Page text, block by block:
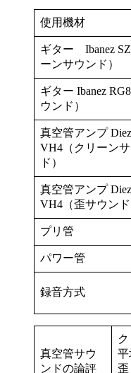
使用機材
ギター Ibanez SZ
ーンサウンド）
ギター Ibanez
ウンド）
真空管アンプ
VH4（クリーン
ド）
真空管アンプ
VH4（歪サウンド
プリ管
パワー管
録音方式
真空管サウ
ンドの論評
平
歪